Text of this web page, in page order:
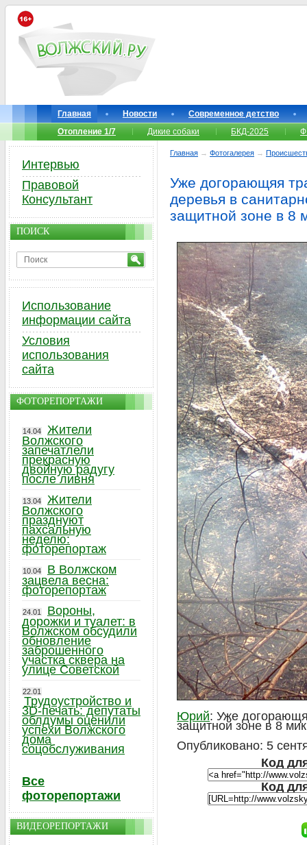
Главная Новости
Современное детство
Отопление 1/7
Дикие собаки БКД-2025
Главная → Фотогалерея →
Уже догорающяя
деревья в
защитной зоне в 8
Юрий: Уже
защитной зоне в 8
Опубликовано: 5
Код
Код
Интервью
Правовой
Консультант
ПОИСК
Использование
информации сайта
Условия
использования
сайта
ФОТОРЕПОРТАЖИ
14.04
Жители
Волжского
запечатлели
прекрасную
двойную радугу
после ливня
13.04
Жители
Волжского
празднуют
пахсальную
неделю:
фоторепортаж
10.04
В Волжском
зацвела весна:
фоторепортаж
24.01
Вороны,
дорожки и туалет: в
Волжском обсудили
обновление
заброшенного
участка сквера на
улице Советской
22.01
Трудоустройство и
3D-печать: депутаты
облдумы оценили
успехи Волжского
дома
соцобслуживания
Все
фоторепортажи
ВИДЕОРЕПОРТАЖИ